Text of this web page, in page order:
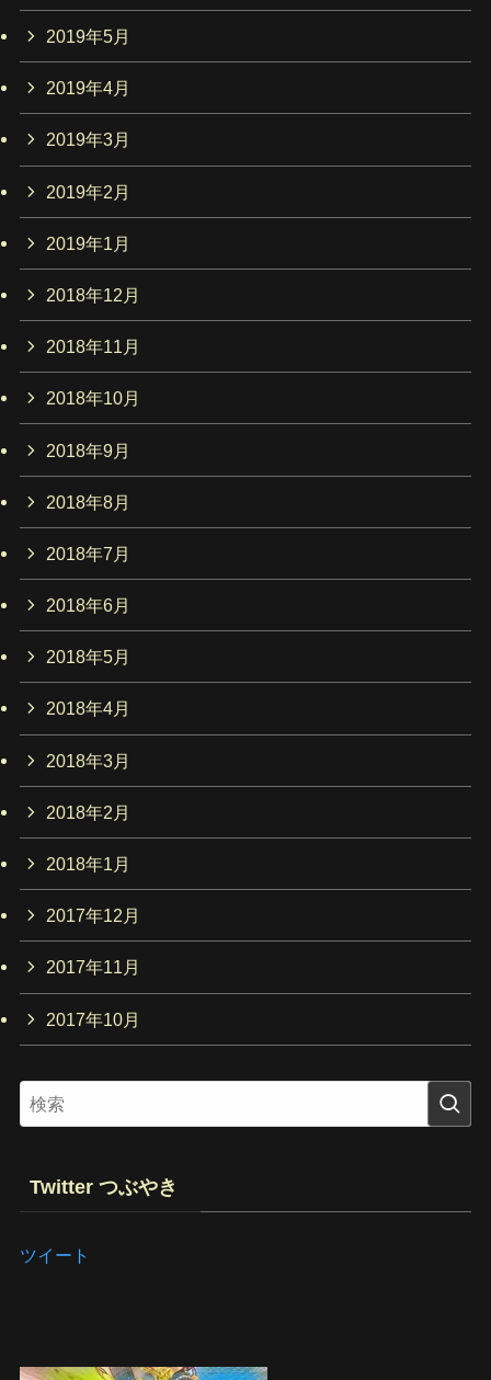
2019年5月
2019年4月
2019年3月
2019年2月
2019年1月
2018年12月
2018年11月
2018年10月
2018年9月
2018年8月
2018年7月
2018年6月
2018年5月
2018年4月
2018年3月
2018年2月
2018年1月
2017年12月
2017年11月
2017年10月
Twitter つぶやき
ツイート